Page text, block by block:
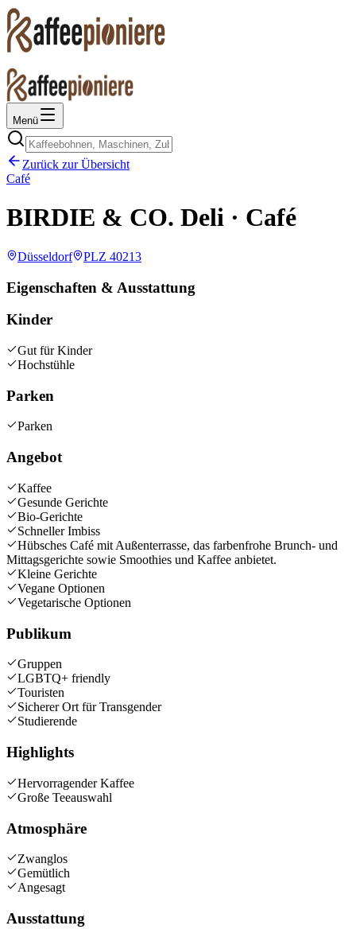
Menü
Zurück zur Übersicht
Café
BIRDIE & CO. Deli · Café
Düsseldorf PLZ 40213
Eigenschaften & Ausstattung
Kinder
Gut für Kinder
Hochstühle
Parken
Parken
Angebot
Kaffee
Gesunde Gerichte
Bio-Gerichte
Schneller Imbiss
Hübsches Café mit Außenterrasse, das farbenfrohe Brunch- und
Mittagsgerichte sowie Smoothies und Kaffee anbietet.
Kleine Gerichte
Vegane Optionen
Vegetarische Optionen
Publikum
Gruppen
LGBTQ+ friendly
Touristen
Sicherer Ort für Transgender
Studierende
Highlights
Hervorragender Kaffee
Große Teeauswahl
Atmosphäre
Zwanglos
Gemütlich
Angesagt
Ausstattung